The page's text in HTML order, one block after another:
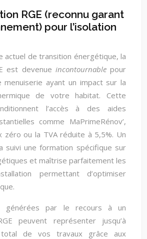
RGE (reconnu garant
pour l’isolation
actuel de transition énergétique, la
est devenue incontournablepour
ayant un impact sur la
de votre habitat. Cette
l’accès à des aides
comme MaPrimeRénov’,
zéro ou la TVA réduite à 5,5%. Un
suivi une formation spécifique sur
et maîtrise parfaitement les
permettant d’optimiser
générées par le recours à un
peuvent représenter jusqu’à
de vos travaux grâce aux